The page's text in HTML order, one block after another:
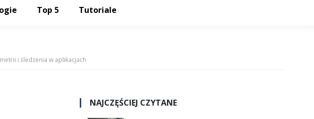
Top 5 Tutoriale
i śledzenia w aplikacjach
NAJCZĘŚCIEJ CZYTANE